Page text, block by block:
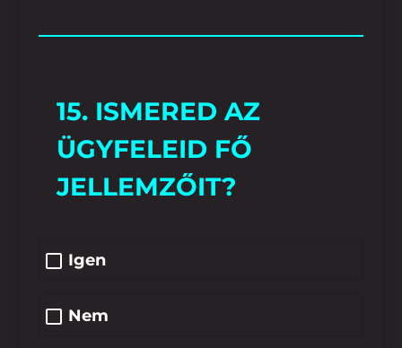
15. ISMERED AZ
ÜGYFELEID FŐ
JELLEMZŐIT?
Igen
Nem